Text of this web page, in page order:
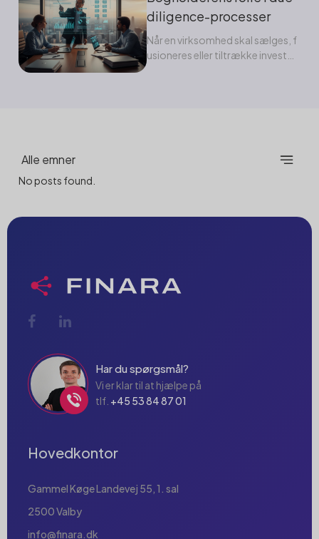
diligence-processer
Når en virksomhed skal sælges, f
usioneres eller tiltrække investor
Alle emner
No posts found.
Har du spørgsmål?
Vi er klar til at hjælpe på
tlf. +45 53 84 87 01
Hovedkontor
Gammel Køge Landevej 55, 1. sal
2500 Valby
info@finara.dk